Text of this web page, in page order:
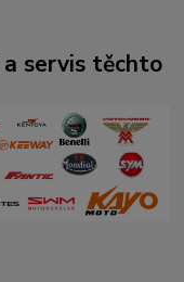
servis těchto